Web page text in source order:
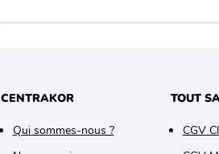
CENTRAKOR
Qui sommes-nous ?
TOUT
CGV